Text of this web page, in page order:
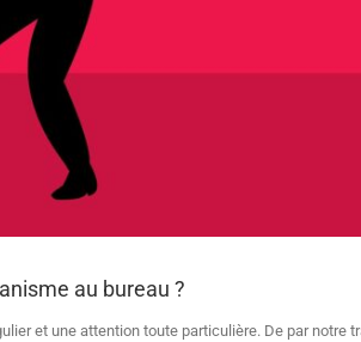
au bureau ?
et une attention toute particulière. De par notre